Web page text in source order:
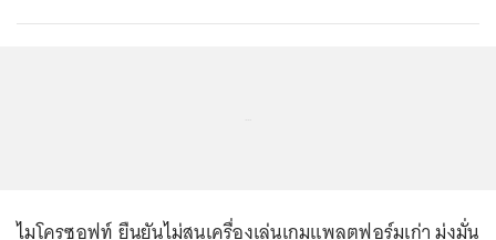
ไมโครซอฟท์ ยืนยันไม่สนเครื่องเล่นเกมแพลตฟอร์มเก่า มุ่งมั่น